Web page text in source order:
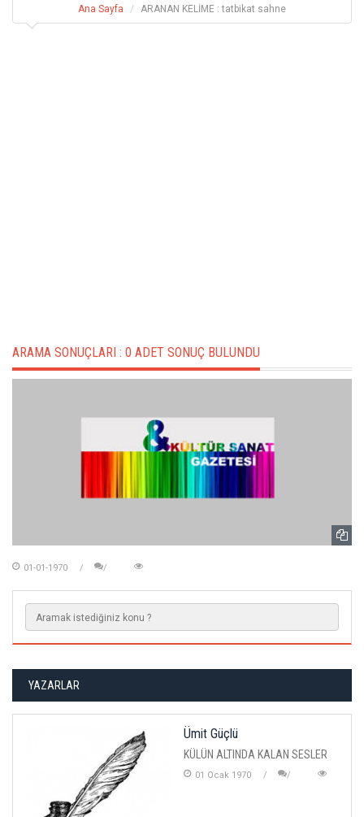
Ana Sayfa ARANAN KELİME : tatbikat sahne
ARAMA SONUÇLARI : 0 ADET SONUÇ BULUNDU
01-01-1970
YAZARLAR
Ümit Güçlü
KÜLÜN ALTINDA KALAN SESLER
01 Ocak 1970